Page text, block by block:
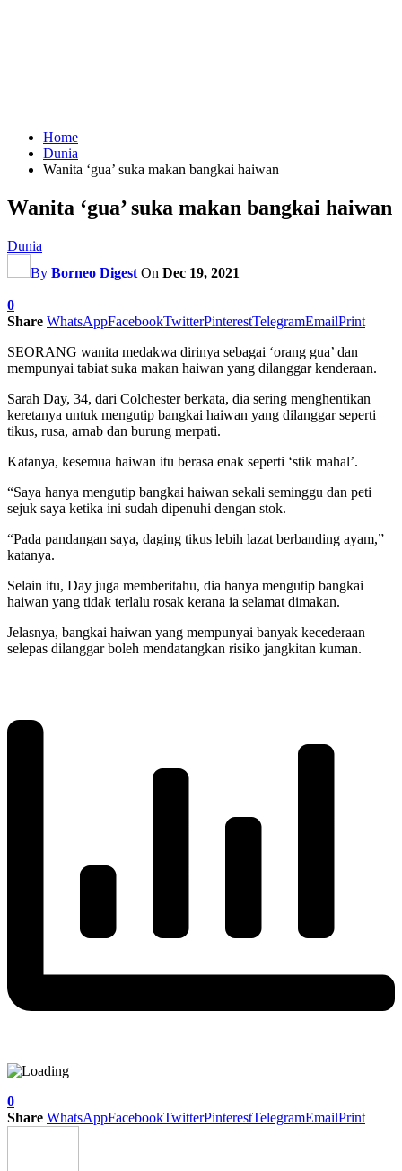
Home
Dunia
Wanita ‘gua’ suka makan bangkai haiwan
Wanita ‘gua’ suka makan bangkai haiwan
Dunia
By Borneo Digest On Dec 19, 2021
0
Share WhatsAppFacebookTwitterPinterestTelegramEmailPrint
SEORANG wanita medakwa dirinya sebagai ‘orang gua’ dan
mempunyai tabiat suka makan haiwan yang dilanggar kenderaan.
Sarah Day, 34, dari Colchester berkata, dia sering menghentikan
keretanya untuk mengutip bangkai haiwan yang dilanggar seperti
tikus, rusa, arnab dan burung merpati.
Katanya, kesemua haiwan itu berasa enak seperti ‘stik mahal’.
“Saya hanya mengutip bangkai haiwan sekali seminggu dan peti
sejuk saya ketika ini sudah dipenuhi dengan stok.
“Pada pandangan saya, daging tikus lebih lazat berbanding ayam,”
katanya.
Selain itu, Day juga memberitahu, dia hanya mengutip bangkai
haiwan yang tidak terlalu rosak kerana ia selamat dimakan.
Jelasnya, bangkai haiwan yang mempunyai banyak kecederaan
selepas dilanggar boleh mendatangkan risiko jangkitan kuman.
0
Share WhatsAppFacebookTwitterPinterestTelegramEmailPrint